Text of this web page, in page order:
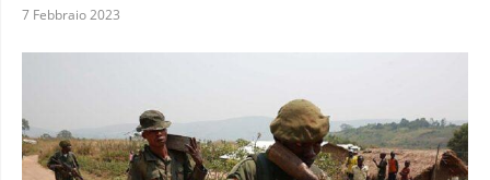
7 Febbraio 2023